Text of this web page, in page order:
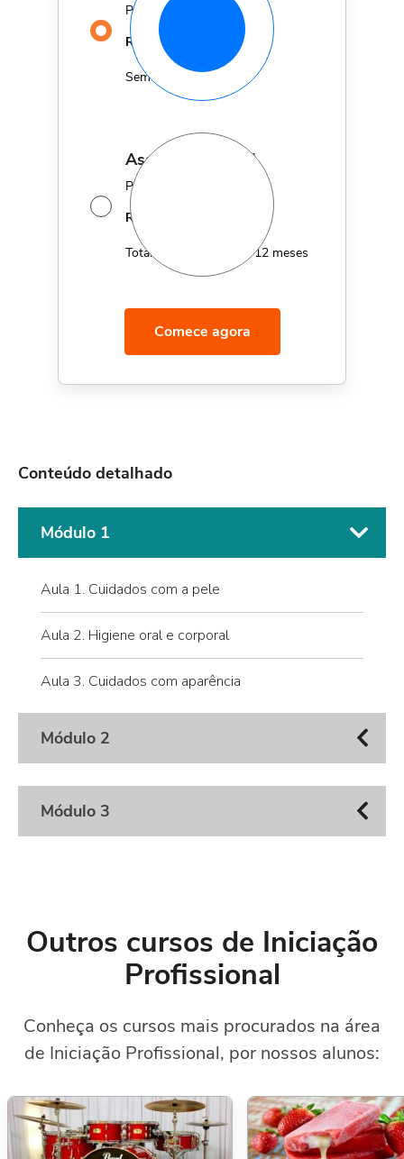
Por apenas
R$
29,90 MÊS
Sem fidelidade
assinatura anual
Por apenas 12x de
R$
MÊS
Total de R$179,40 por 12 meses
Comece agora
Conteúdo detalhado
Módulo 1
Aula 1. Cuidados com a pele
Aula 2. Higiene oral e corporal
Aula 3. Cuidados com aparência
Módulo 2
Módulo 3
Outros cursos de Iniciação
Profissional
Conheça os cursos mais procurados na área
de Iniciação Profissional, por nossos alunos: